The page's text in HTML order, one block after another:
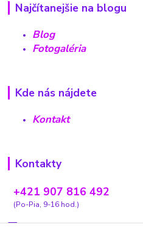
Najčítanejšie na blogu
Blog
Fotogaléria
Kde nás nájdete
Kontakt
Kontakty
+421 907 816 492
(Po-Pia, 9-16 hod.)
carovnyobchodik13@gmail.com